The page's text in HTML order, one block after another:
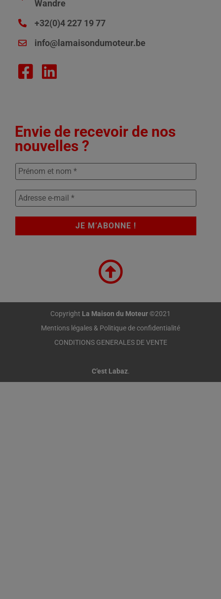
Wandre
+32(0)4 227 19 77
info@lamaisondumoteur.be
Envie de recevoir de nos
nouvelles ?
Copyright La Maison du Moteur©2021
Mentions légales & Politique de confidentialité
CONDITIONS GENERALES DE VENTE
C’est Labaz.